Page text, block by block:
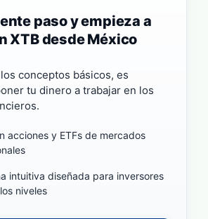
paso y empieza a
XTB desde México
conceptos básicos, es
tu dinero a trabajar en los
acciones y ETFs de mercados
intuitiva diseñada para inversores
niveles